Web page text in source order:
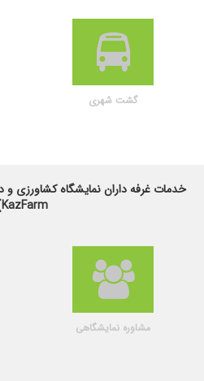
گشت شهری
KazFarm)
مشاوره نمایشگاهی